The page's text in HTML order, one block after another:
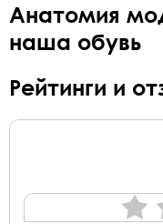
Анатомия
наша обувь
Рейтинги и